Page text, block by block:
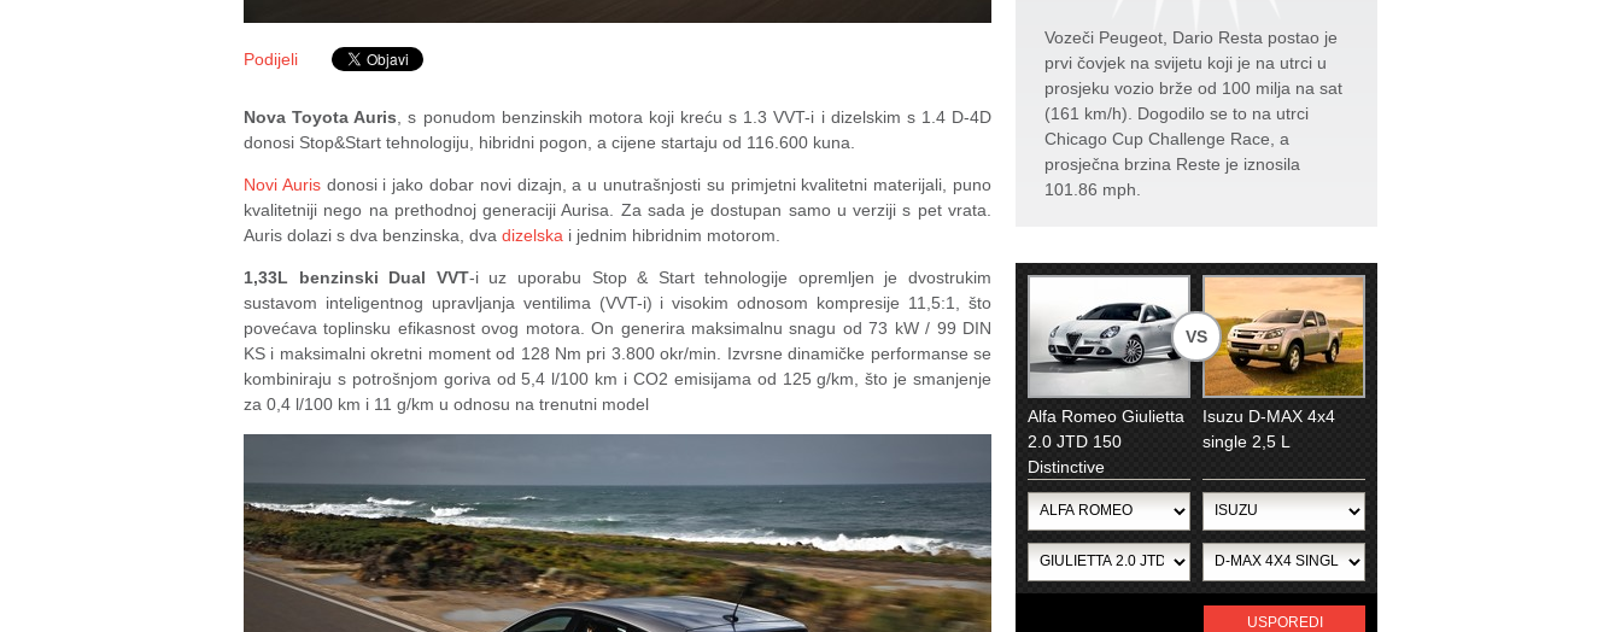
Podijeli
Nova Toyota Auris , s ponudom benzinskih motora koji kreću s 1.3 VVT-i i dizelskim s 1.4 D-4D
donosi Stop&Start tehnologiju, hibridni pogon, a cijene startaju od 116.600 kuna.
Novi Aurisdonosi i jako dobar novi dizajn, a u unutrašnjosti su primjetni kvalitetni materijali, puno
kvalitetniji nego na prethodnoj generaciji Aurisa. Za sada je dostupan samo u verziji s pet vrata.
Auris dolazi s dva benzinska, dva dizelska i jednim hibridnim motorom.
1,33L benzinski Dual VVT-i uz uporabu Stop & Start tehnologije opremljen je dvostrukim
sustavom inteligentnog upravljanja ventilima (VVT-i) i visokim odnosom kompresije 11,5:1, što
povećava toplinsku efikasnost ovog motora. On generira maksimalnu snagu od 73 kW / 99 DIN
KS i maksimalni okretni moment od 128 Nm pri 3.800 okr/min. Izvrsne dinamičke performanse se
kombiniraju s potrošnjom goriva od 5,4 l/100 km i CO2 emisijama od 125 g/km, što je smanjenje
za 0,4 l/100 km i 11 g/km u odnosu na trenutni model
Vozeči Peugeot, Dario Resta postao je
prvi čovjek na svijetu koji je na utrci u
prosjeku vozio brže od 100 milja na sat
(161 km/h). Dogodilo se to na utrci
Chicago Cup Challenge Race, a
prosječna brzina Reste je iznosila
101.86 mph.
VS
Alfa Romeo Giulietta
2.0 JTD 150
Distinctive
Isuzu D-MAX 4x4
single 2,5 L
USPOREDI